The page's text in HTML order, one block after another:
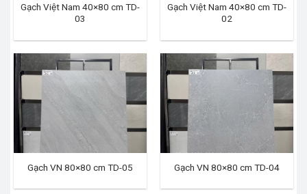
Gạch Việt Nam 40×80 cm TD-
03
Gạch Việt Nam 40×80 cm TD-
02
Gạch VN 80×80 cm TD-05 Gạch VN 80×80 cm TD-04